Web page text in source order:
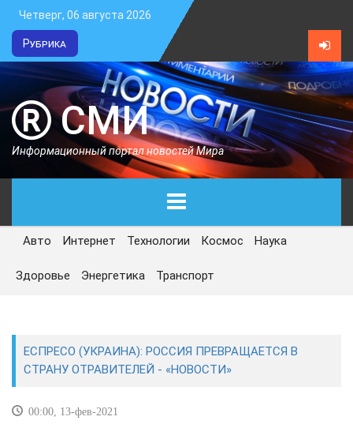
Четверг, 06 августа 2026
Рубрика
СМИ
Информационный портал новостей Мира
ГЛАВНАЯ
СЕГОДНЯ
ЭКОНОМИКА
Авто Интернет Технологии Космос Наука
Здоровье Энергетика Транспорт
ЕСПРЕСО (УКРАИНА): РОССИЯ ПРЕВРАЩАЕТСЯ В
СТРАНУ ОТРАВИТЕЛЕЙ - «НОВОСТИ»
00:00, 13-фев-2021